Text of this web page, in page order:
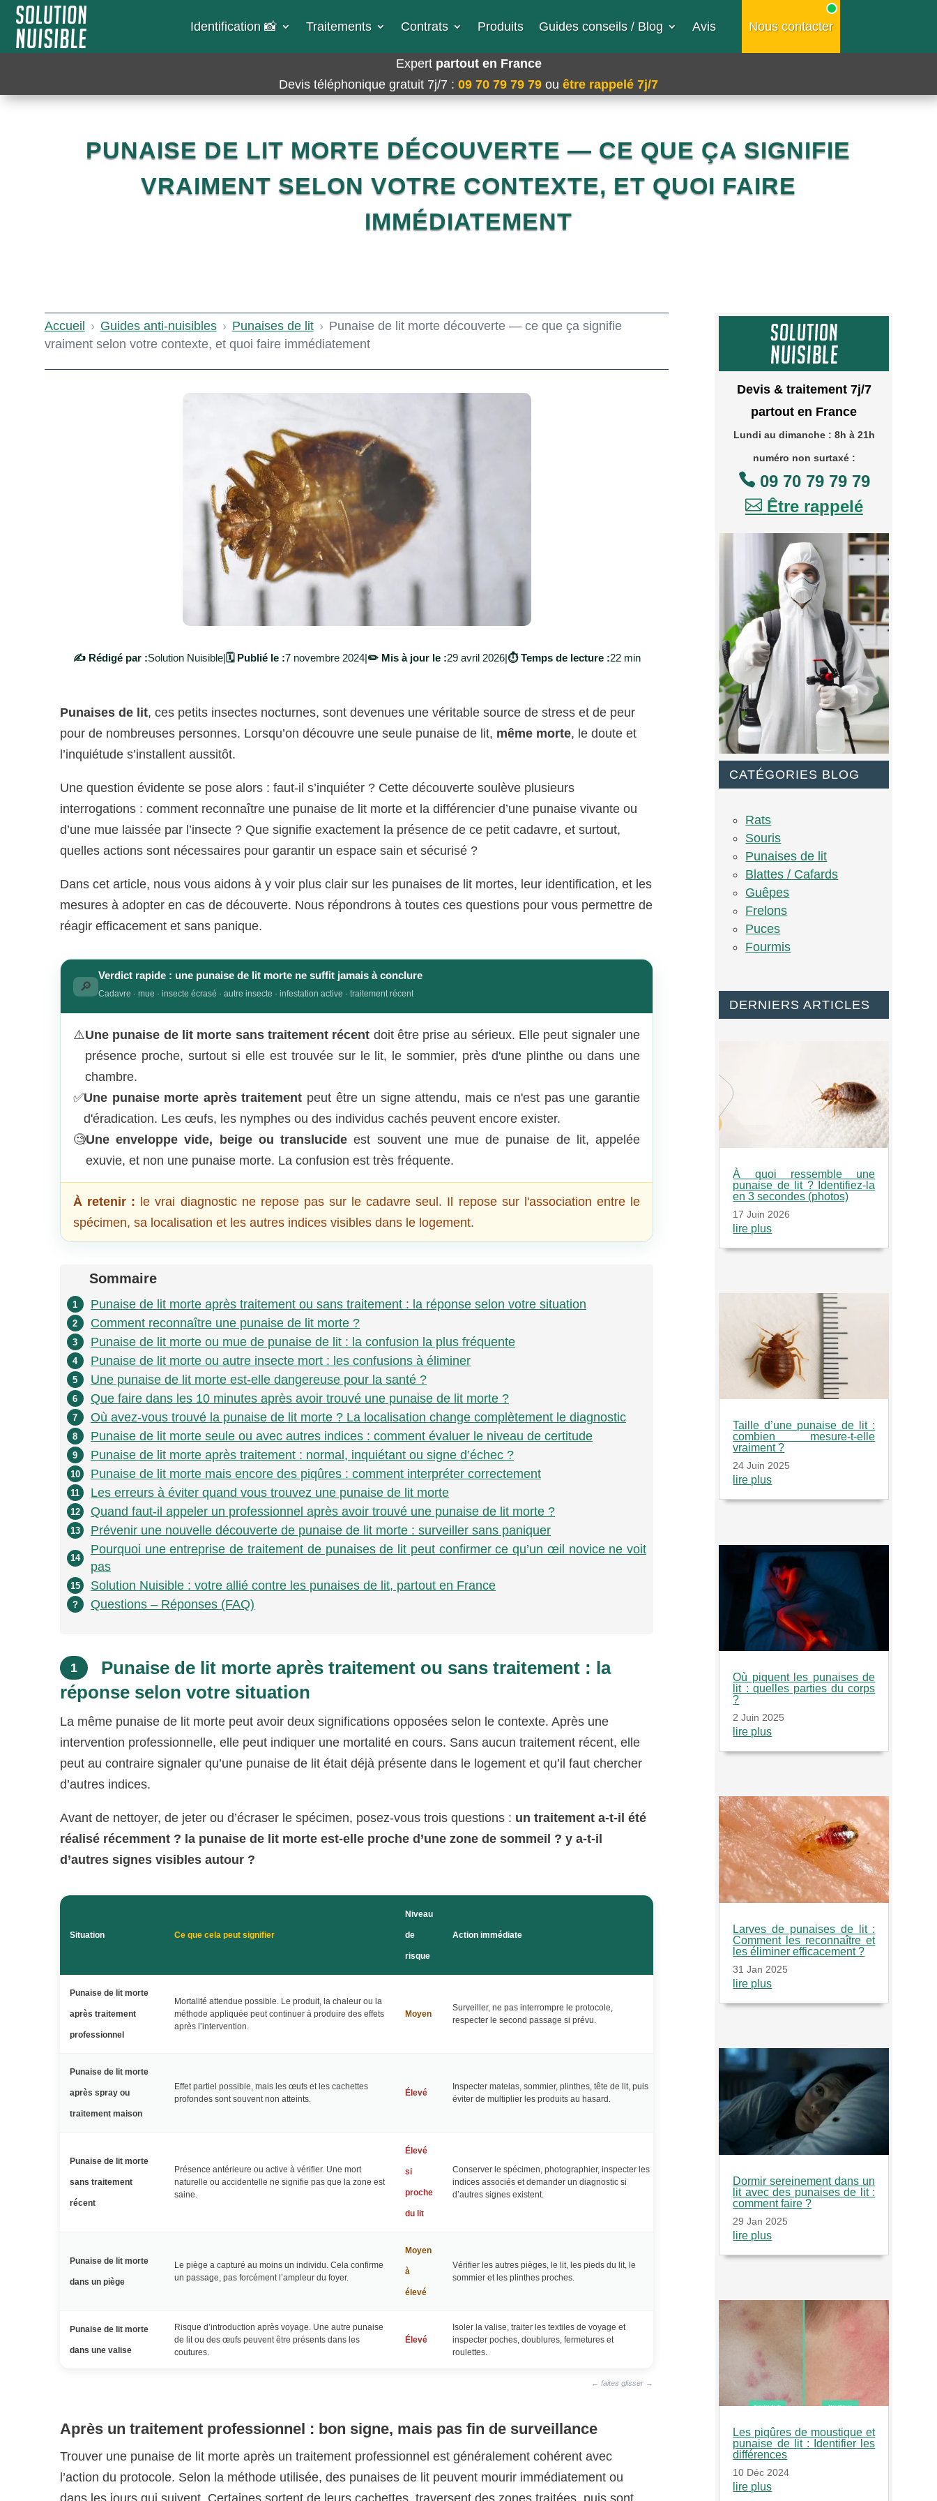
Identification 📸​ Traitements Contrats Produits Guides conseils / Blog Avis Nous contacter
Expert partout en France
Devis téléphonique gratuit 7j/7 : 09 70 79 79 79 ou être rappelé 7j/7
PUNAISE DE LIT MORTE DÉCOUVERTE — CE QUE ÇA SIGNIFIE
VRAIMENT SELON VOTRE CONTEXTE, ET QUOI FAIRE
IMMÉDIATEMENT
Accueil › Guides anti-nuisibles › Punaises de lit › Punaise de lit morte découverte — ce que ça signifie
vraiment selon votre contexte, et quoi faire immédiatement
✍️ Rédigé par :Solution Nuisible|🗓️ Publié le :7 novembre 2024|✏️ Mis à jour le :29 avril 2026|⏱️ Temps de lecture :22 min
Punaises de lit, ces petits insectes nocturnes, sont devenues une véritable source de stress et de peur
pour de nombreuses personnes. Lorsqu’on découvre une seule punaise de lit, même morte, le doute et
l’inquiétude s’installent aussitôt.
Une question évidente se pose alors : faut-il s’inquiéter ? Cette découverte soulève plusieurs
interrogations : comment reconnaître une punaise de lit morte et la différencier d’une punaise vivante ou
d’une mue laissée par l’insecte ? Que signifie exactement la présence de ce petit cadavre, et surtout,
quelles actions sont nécessaires pour garantir un espace sain et sécurisé ?
Dans cet article, nous vous aidons à y voir plus clair sur les punaises de lit mortes, leur identification, et les
mesures à adopter en cas de découverte. Nous répondrons à toutes ces questions pour vous permettre de
réagir efficacement et sans panique.
🔎
Verdict rapide : une punaise de lit morte ne suffit jamais à conclure
Cadavre · mue · insecte écrasé · autre insecte · infestation active · traitement récent
⚠️Une punaise de lit morte sans traitement récent doit être prise au sérieux. Elle peut signaler une
présence proche, surtout si elle est trouvée sur le lit, le sommier, près d'une plinthe ou dans une
chambre.
✅Une punaise morte après traitement peut être un signe attendu, mais ce n'est pas une garantie
d'éradication. Les œufs, les nymphes ou des individus cachés peuvent encore exister.
🧐Une enveloppe vide, beige ou translucide est souvent une mue de punaise de lit, appelée
exuvie, et non une punaise morte. La confusion est très fréquente.
À retenir : le vrai diagnostic ne repose pas sur le cadavre seul. Il repose sur l'association entre le
spécimen, sa localisation et les autres indices visibles dans le logement.
Sommaire
1 Punaise de lit morte après traitement ou sans traitement : la réponse selon votre situation
2 Comment reconnaître une punaise de lit morte ?
3 Punaise de lit morte ou mue de punaise de lit : la confusion la plus fréquente
4 Punaise de lit morte ou autre insecte mort : les confusions à éliminer
5 Une punaise de lit morte est-elle dangereuse pour la santé ?
6 Que faire dans les 10 minutes après avoir trouvé une punaise de lit morte ?
7 Où avez-vous trouvé la punaise de lit morte ? La localisation change complètement le diagnostic
8 Punaise de lit morte seule ou avec autres indices : comment évaluer le niveau de certitude
9 Punaise de lit morte après traitement : normal, inquiétant ou signe d’échec ?
10 Punaise de lit morte mais encore des piqûres : comment interpréter correctement
11 Les erreurs à éviter quand vous trouvez une punaise de lit morte
12 Quand faut-il appeler un professionnel après avoir trouvé une punaise de lit morte ?
13 Prévenir une nouvelle découverte de punaise de lit morte : surveiller sans paniquer
14
Pourquoi une entreprise de traitement de punaises de lit peut confirmer ce qu’un œil novice ne voit
pas
15 Solution Nuisible : votre allié contre les punaises de lit, partout en France
? Questions – Réponses (FAQ)
1
Punaise de lit morte après traitement ou sans traitement : la
réponse selon votre situation
La même punaise de lit morte peut avoir deux significations opposées selon le contexte. Après une
intervention professionnelle, elle peut indiquer une mortalité en cours. Sans aucun traitement récent, elle
peut au contraire signaler qu’une punaise de lit était déjà présente dans le logement et qu’il faut chercher
d’autres indices.
Avant de nettoyer, de jeter ou d’écraser le spécimen, posez-vous trois questions : un traitement a-t-il été
réalisé récemment ? la punaise de lit morte est-elle proche d’une zone de sommeil ? y a-t-il
d’autres signes visibles autour ?
Situation Ce que cela peut signifier
Niveau
de
risque
Action immédiate
Punaise de lit morte
après traitement
professionnel
Mortalité attendue possible. Le produit, la chaleur ou la
méthode appliquée peut continuer à produire des effets
après l’intervention.
Moyen
Surveiller, ne pas interrompre le protocole,
respecter le second passage si prévu.
Punaise de lit morte
après spray ou
traitement maison
Effet partiel possible, mais les œufs et les cachettes
profondes sont souvent non atteints.
Élevé
Inspecter matelas, sommier, plinthes, tête de lit, puis
éviter de multiplier les produits au hasard.
Punaise de lit morte
sans traitement
récent
Présence antérieure ou active à vérifier. Une mort
naturelle ou accidentelle ne signifie pas que la zone est
saine.
Élevé
si
proche
du lit
Conserver le spécimen, photographier, inspecter les
indices associés et demander un diagnostic si
d’autres signes existent.
Punaise de lit morte
dans un piège
Le piège a capturé au moins un individu. Cela confirme
un passage, pas forcément l’ampleur du foyer.
Moyen
à
élevé
Vérifier les autres pièges, le lit, les pieds du lit, le
sommier et les plinthes proches.
Punaise de lit morte
dans une valise
Risque d’introduction après voyage. Une autre punaise
de lit ou des œufs peuvent être présents dans les
coutures.
Élevé
Isoler la valise, traiter les textiles de voyage et
inspecter poches, doublures, fermetures et
roulettes.
← faites glisser →
Après un traitement professionnel : bon signe, mais pas fin de surveillance
Trouver une punaise de lit morte après un traitement professionnel est généralement cohérent avec
l’action du protocole. Selon la méthode utilisée, des punaises de lit peuvent mourir immédiatement ou
dans les jours qui suivent. Certaines sortent de leurs cachettes, traversent des zones traitées, puis sont
Devis & traitement 7j/7
partout en France
Lundi au dimanche : 8h à 21h
numéro non surtaxé :
09 70 79 79 79
 Être rappelé
CATÉGORIES BLOG
Rats
Souris
Punaises de lit
Blattes / Cafards
Guêpes
Frelons
Puces
Fourmis
DERNIERS ARTICLES
À quoi ressemble une
punaise de lit ? Identifiez-la
en 3 secondes (photos)
17 Juin 2026
lire plus
Taille d’une punaise de lit :
combien mesure-t-elle
vraiment ?
24 Juin 2025
lire plus
Où piquent les punaises de
lit : quelles parties du corps
?
2 Juin 2025
lire plus
Larves de punaises de lit :
Comment les reconnaître et
les éliminer efficacement ?
31 Jan 2025
lire plus
Dormir sereinement dans un
lit avec des punaises de lit :
comment faire ?
29 Jan 2025
lire plus
Les piqûres de moustique et
punaise de lit : Identifier les
différences
10 Déc 2024
lire plus